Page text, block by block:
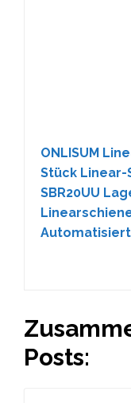
ONLISUM
Stück
SBR20UU
Posts: